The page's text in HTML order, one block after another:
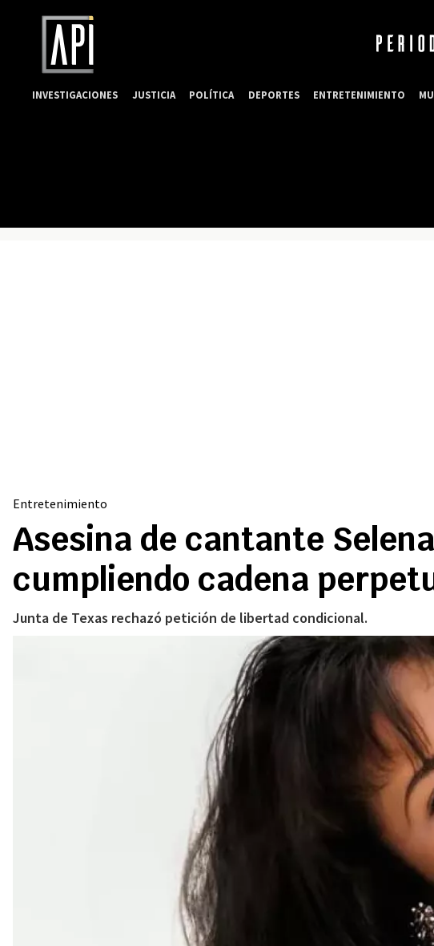
Entretenimiento
Asesina de cantante
cumpliendo cadena
Junta de Texas rechazó petición de libertad condicional.
INVESTIGACIONES JUSTICIA POLÍTICA DEPORTES ENTRETENIMIENTO